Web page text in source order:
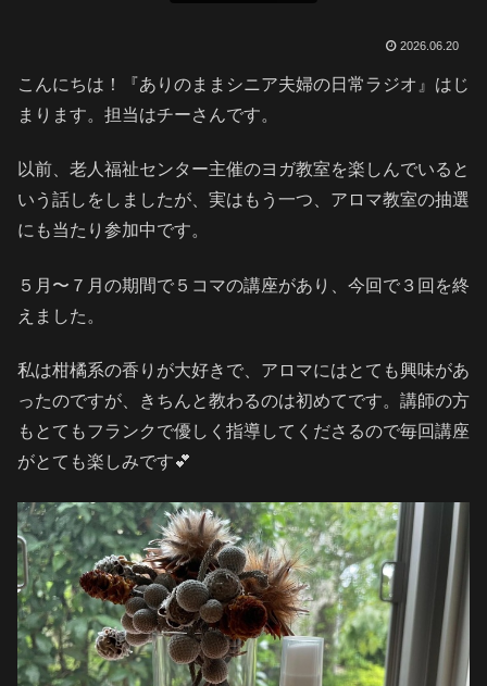
2026.06.20
こんにちは！『ありのままシニア夫婦の日常ラジオ』はじ
まります。担当はチーさんです。
以前、老人福祉センター主催のヨガ教室を楽しんでいると
いう話しをしましたが、実はもう一つ、アロマ教室の抽選
にも当たり参加中です。
５月〜７月の期間で５コマの講座があり、今回で３回を終
えました。
私は柑橘系の香りが大好きで、アロマにはとても興味があ
ったのですが、きちんと教わるのは初めてです。講師の方
もとてもフランクで優しく指導してくださるので毎回講座
がとても楽しみです💕